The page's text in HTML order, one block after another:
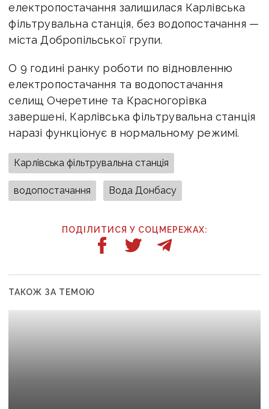
електропостачання залишилася Карлівська
фільтрувальна станція, без водопостачання —
міста Добропільської групи.
О 9 годині ранку роботи по відновленню
електропостачання та водопостачання
селищ Очеретине та Красногорівка
завершені, Карлівська фільтрувальна станція
наразі функціонує в нормальному режимі.
Карлівська фільтрувальна станція
водопостачання Вода Донбасу
ПОДІЛИТИСЯ У СОЦМЕРЕЖАХ:
ТАКОЖ ЗА ТЕМОЮ